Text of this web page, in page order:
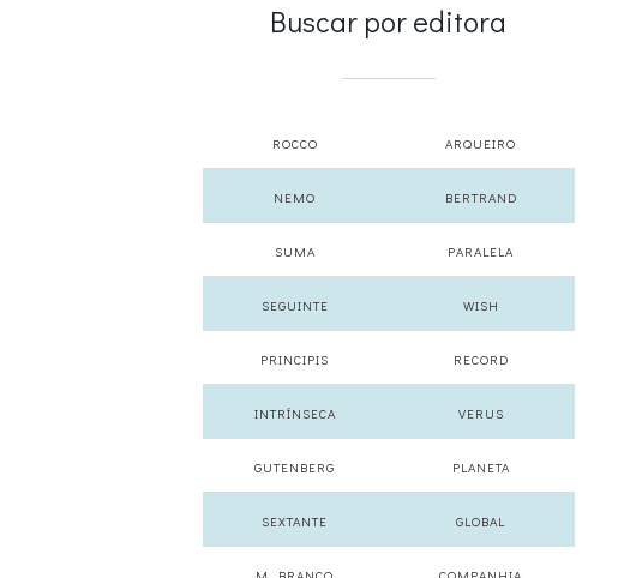
Buscar por editora
ROCCO ARQUEIRO
NEMO BERTRAND
SUMA PARALELA
SEGUINTE WISH
PRINCIPIS RECORD
INTRÍNSECA VERUS
GUTENBERG PLANETA
SEXTANTE GLOBAL
M. BRANCO COMPANHIA